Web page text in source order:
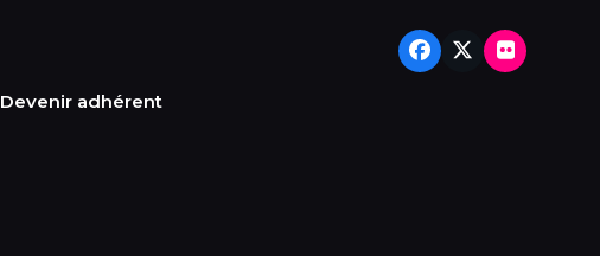
Devenir adhérent
Facebook
TwitterFlickr